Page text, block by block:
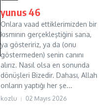
yunus 46
Onlara vaad ettiklerimizden bir
kısmının gerçekleştiğini sana,
ya gösteririz, ya da (onu
göstermeden) senin canını
alırız. Nasıl olsa en sonunda
dönüşleri Bizedir. Dahası, Allah
onların yaptığı her şe...
kozlu 02 Mayıs 2026